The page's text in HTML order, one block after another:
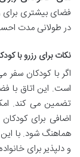
فضای بیشتری برای
در طولانی مدت
نکات برای رزرو با
اگر با کودکان سفر
است. این اتاق با
تضمین می کند.
اضافی برای
هماهنگ شود. با این
و دلپذیر برای